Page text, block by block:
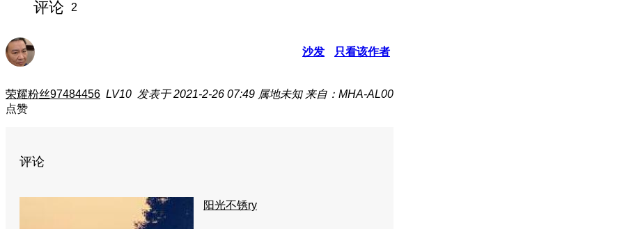
评论 2
沙发 只看该作者
荣耀粉丝97484456 LV10 发表于 2021-2-26 07:49 属地未知 来自：MHA-AL00
点赞
评论
阳光不锈ry